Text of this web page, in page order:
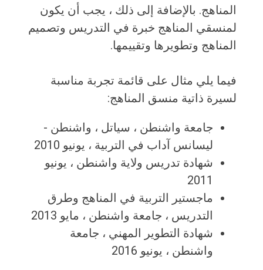
المناهج. بالإضافة إلى ذلك ، يجب أن يكون
لمنسقي المناهج خبرة في التدريس وتصميم
المناهج وتطويرها وتقييمها.
فيما يلي مثال على قائمة تجربة مناسبة
لسيرة ذاتية منسق المناهج:
جامعة واشنطن ، سياتل ، واشنطن -
ليسانس آداب في التربية ، يونيو 2010
شهادة تدريس ولاية واشنطن ، يونيو
2011
ماجستير التربية في المناهج وطرق
التدريس ، جامعة واشنطن ، مايو 2013
شهادة التطوير المهني ، جامعة
واشنطن ، يونيو 2016